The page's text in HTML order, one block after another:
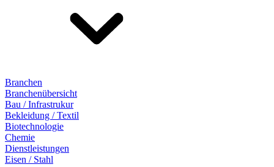
Branchen
Branchenübersicht
Bau / Infrastrukur
Bekleidung / Textil
Biotechnologie
Chemie
Dienstleistungen
Eisen / Stahl